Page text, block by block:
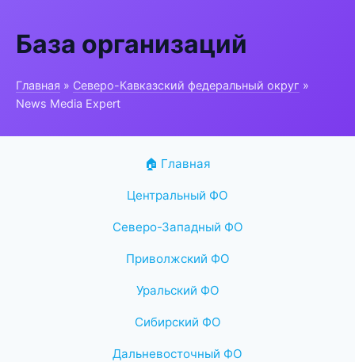
База организаций
Главная » Северо-Кавказский федеральный округ »
News Media Expert
🏠 Главная
Центральный ФО
Северо-Западный ФО
Приволжский ФО
Уральский ФО
Сибирский ФО
Дальневосточный ФО